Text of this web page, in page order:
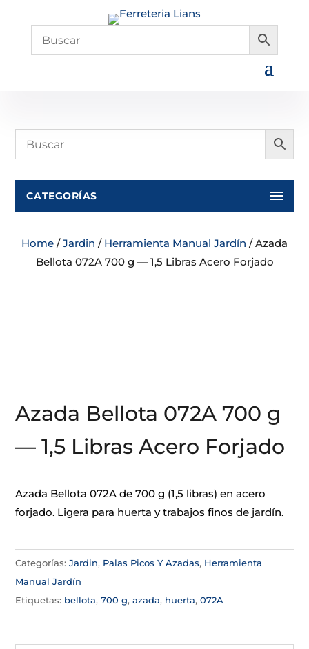
CATEGORÍAS
Home /Jardin / Herramienta Manual Jardín / Azada
Bellota 072A 700 g — 1,5 Libras Acero Forjado
Azada Bellota 072A 700 g
— 1,5 Libras Acero Forjado
Azada Bellota 072A de 700 g (1,5 libras) en acero
forjado. Ligera para huerta y trabajos finos de jardín.
Categorías:Jardin, Palas Picos Y Azadas, Herramienta
Manual Jardín
Etiquetas: bellota,700 g,azada, huerta,072A